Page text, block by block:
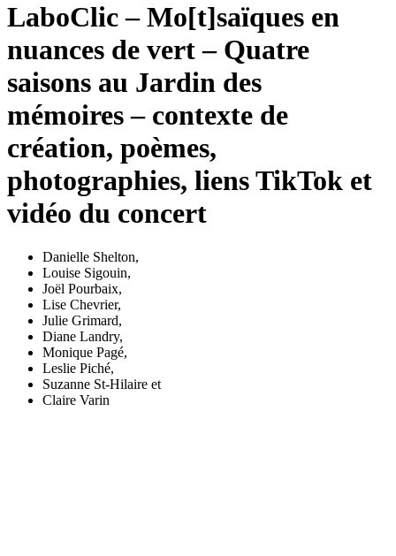
LaboClic – Mo[t]saïques en
nuances de vert – Quatre
saisons au Jardin des
mémoires – contexte de
création, poèmes,
photographies, liens TikTok et
vidéo du concert
Danielle Shelton,
Louise Sigouin,
Joël Pourbaix,
Lise Chevrier,
Julie Grimard,
Diane Landry,
Monique Pagé,
Leslie Piché,
Suzanne St-Hilaire et
Claire Varin